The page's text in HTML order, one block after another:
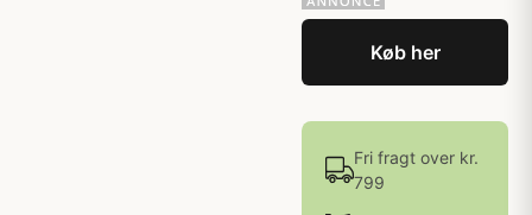
Køb her
Fri fragt over kr.
799